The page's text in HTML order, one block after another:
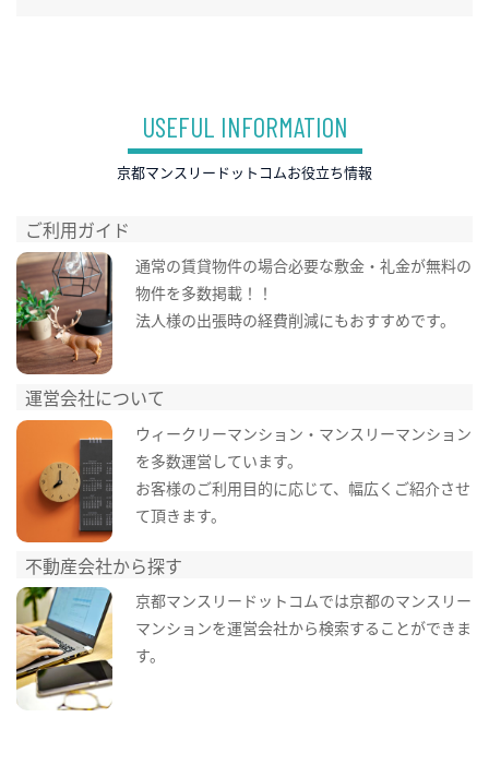
USEFUL INFORMATION
京都マンスリードットコムお役立ち情報
ご利用ガイド
通常の賃貸物件の場合必要な敷金・礼金が無料の
物件を多数掲載！！
法人様の出張時の経費削減にもおすすめです。
運営会社について
ウィークリーマンション・マンスリーマンション
を多数運営しています。
お客様のご利用目的に応じて、幅広くご紹介させ
て頂きます。
不動産会社から探す
京都マンスリードットコムでは京都のマンスリー
マンションを運営会社から検索することができま
す。